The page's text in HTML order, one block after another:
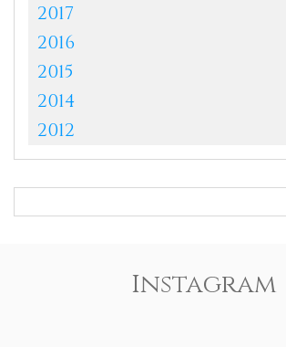
2017
2016
2015
2014
2012
Instagram